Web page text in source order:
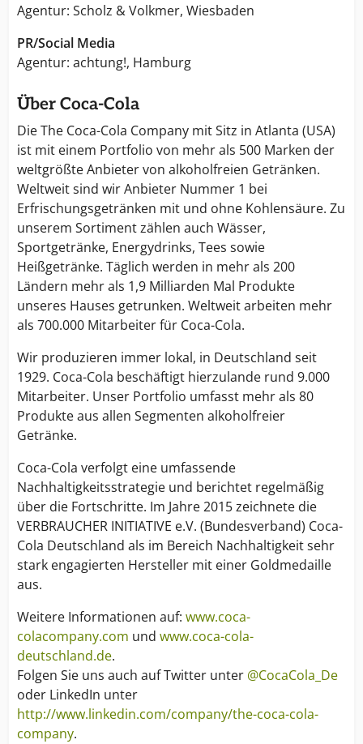
Agentur: Scholz & Volkmer, Wiesbaden
PR/Social Media
Agentur: achtung!, Hamburg
Über Coca-Cola
Die The Coca-Cola Company mit Sitz in Atlanta (USA)
ist mit einem Portfolio von mehr als 500 Marken der
weltgrößte Anbieter von alkoholfreien Getränken.
Weltweit sind wir Anbieter Nummer 1 bei
Erfrischungsgetränken mit und ohne Kohlensäure. Zu
unserem Sortiment zählen auch Wässer,
Sportgetränke, Energydrinks, Tees sowie
Heißgetränke. Täglich werden in mehr als 200
Ländern mehr als 1,9 Milliarden Mal Produkte
unseres Hauses getrunken. Weltweit arbeiten mehr
als 700.000 Mitarbeiter für Coca-Cola.
Wir produzieren immer lokal, in Deutschland seit
1929. Coca-Cola beschäftigt hierzulande rund 9.000
Mitarbeiter. Unser Portfolio umfasst mehr als 80
Produkte aus allen Segmenten alkoholfreier
Getränke.
Coca-Cola verfolgt eine umfassende
Nachhaltigkeitsstrategie und berichtet regelmäßig
über die Fortschritte. Im Jahre 2015 zeichnete die
VERBRAUCHER INITIATIVE e.V. (Bundesverband) Coca-
Cola Deutschland als im Bereich Nachhaltigkeit sehr
stark engagierten Hersteller mit einer Goldmedaille
aus.
Weitere Informationen auf: www.coca-
colacompany.com und www.coca-cola-
deutschland.de.
Folgen Sie uns auch auf Twitter unter @CocaCola_De
oder LinkedIn unter
http://www.linkedin.com/company/the-coca-cola-
company.